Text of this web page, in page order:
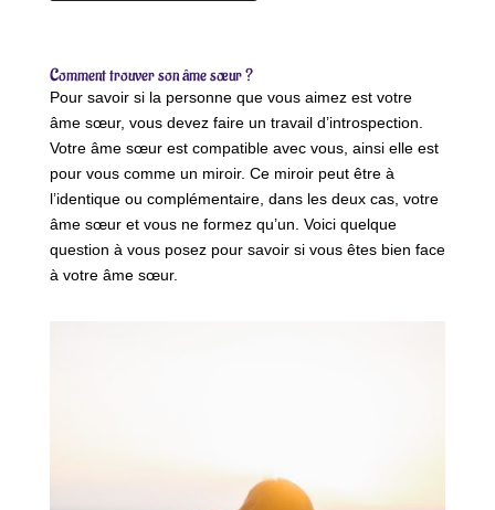
Comment trouver son âme sœur ?
Pour savoir si la personne que vous aimez est votre
âme sœur, vous devez faire un travail d’introspection.
Votre âme sœur est compatible avec vous, ainsi elle est
pour vous comme un miroir. Ce miroir peut être à
l’identique ou complémentaire, dans les deux cas, votre
âme sœur et vous ne formez qu’un. Voici quelque
question à vous posez pour savoir si vous êtes bien face
à votre âme sœur.